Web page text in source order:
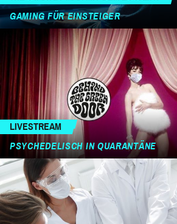
GAMING FÜR EINSTEIGER
LIVESTREAM
PSYCHEDELISCH IN QUARANTÄNE